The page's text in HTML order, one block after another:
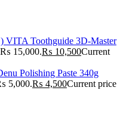
VITA Toothguide 3D-Master
₨ 15,000.₨ 10,500Current
Polishing Paste 340g
5,000.₨ 4,500Current price